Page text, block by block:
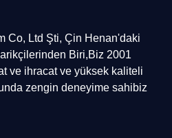
Co, Ltd Şti, Çin Henan'daki
Biri,Biz 2001
ve ihracat ve yüksek kaliteli
zengin deneyime sahibiz